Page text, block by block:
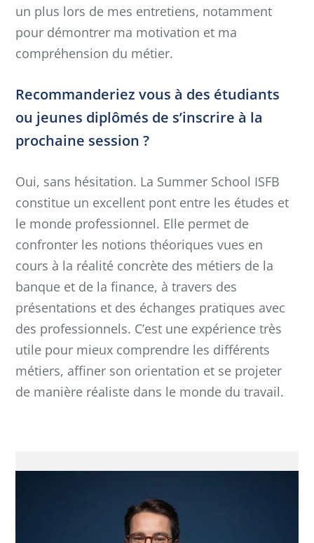
un plus lors de mes entretiens, notamment
pour démontrer ma motivation et ma
compréhension du métier.
Recommanderiez vous à des étudiants
ou jeunes diplômés de s’inscrire à la
prochaine session ?
Oui, sans hésitation. La Summer School ISFB
constitue un excellent pont entre les études et
le monde professionnel. Elle permet de
confronter les notions théoriques vues en
cours à la réalité concrète des métiers de la
banque et de la finance, à travers des
présentations et des échanges pratiques avec
des professionnels. C’est une expérience très
utile pour mieux comprendre les différents
métiers, affiner son orientation et se projeter
de manière réaliste dans le monde du travail.